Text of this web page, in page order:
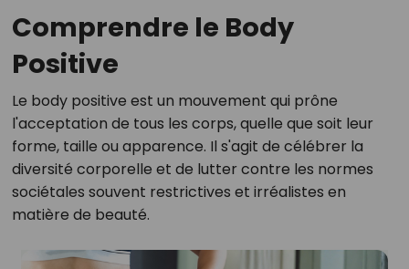
Comprendre le Body
Positive
Le body positive est un mouvement qui prône
l'acceptation de tous les corps, quelle que soit leur
forme, taille ou apparence. Il s'agit de célébrer la
diversité corporelle et de lutter contre les normes
sociétales souvent restrictives et irréalistes en
matière de beauté.